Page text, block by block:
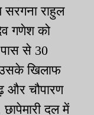
सरगना राहुल
गणेश को
पास से 30
खिलाफ
और चौपारण
दल में